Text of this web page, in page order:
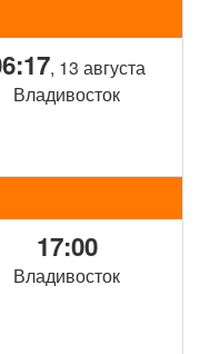
, 13 августа
Владивосток
17:00
Владивосток